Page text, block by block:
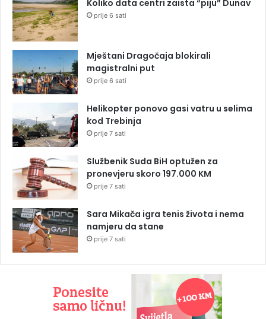
Koliko data centri zaista “piju” Dunav
prije 6 sati
Mještani Dragočaja blokirali
magistralni put
prije 6 sati
Helikopter ponovo gasi vatru u selima
kod Trebinja
prije 7 sati
Službenik Suda BiH optužen za
pronevjeru skoro 197.000 KM
prije 7 sati
Sara Mikača igra tenis života i nema
namjeru da stane
prije 7 sati